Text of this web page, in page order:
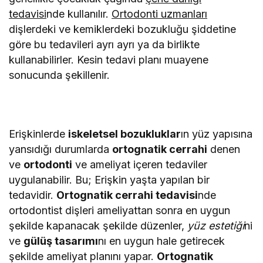
tedavisinde kullanılır. Ortodonti uzmanları
dişlerdeki ve kemiklerdeki bozukluğu şiddetine
göre bu tedavileri ayrı ayrı ya da birlikte
kullanabilirler. Kesin tedavi planı muayene
sonucunda şekillenir.
Erişkinlerde iskeletsel bozuklukların yüz yapısına
yansıdığı durumlarda ortognatik cerrahi denen
ve ortodonti ve ameliyat içeren tedaviler
uygulanabilir. Bu; Erişkin yaşta yapılan bir
tedavidir. Ortognatik cerrahi tedavisinde
ortodontist dişleri ameliyattan sonra en uygun
şekilde kapanacak şekilde düzenler, yüz estetiğini
ve gülüş tasarımını en uygun hale getirecek
şekilde ameliyat planını yapar. Ortognatik